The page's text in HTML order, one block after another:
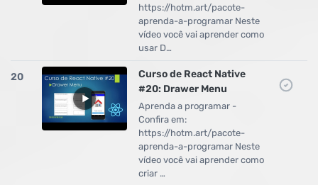
https://hotm.art/pacote-
aprenda-a-programar Neste
vídeo você vai aprender como
usar D…
20
Curso de React Native
#20: Drawer Menu
Aprenda a programar -
Confira em:
https://hotm.art/pacote-
aprenda-a-programar Neste
vídeo você vai aprender como
criar …